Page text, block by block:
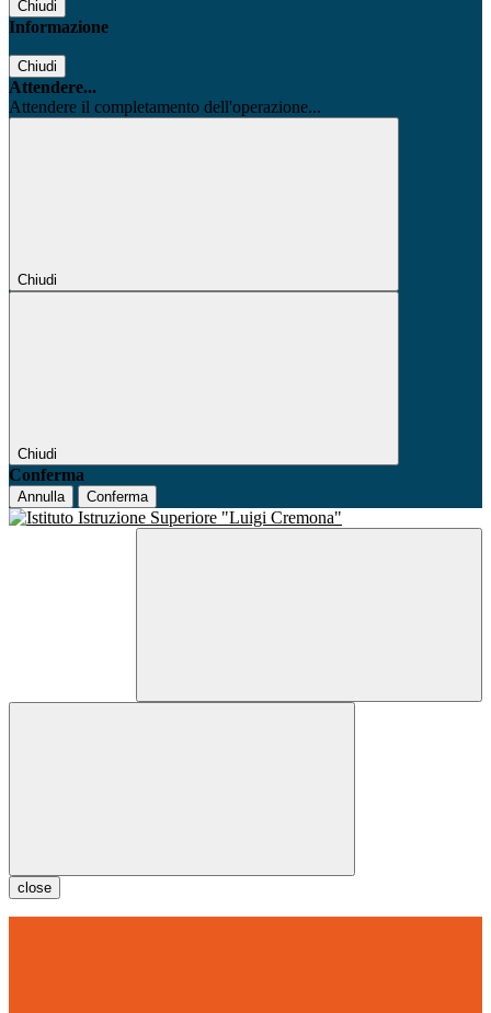
Chiudi
Informazione
Chiudi
Attendere...
Attendere il completamento dell'operazione...
Chiudi
Chiudi
Conferma
Annulla Conferma
close